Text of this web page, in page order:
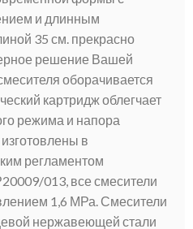
и длинным
35 см. прекрасно
решение Вашей
оборачивается
картридж облегчает
режима и напора
в
регламентом
013, все смесители
1,6 МРа. Смесители
нержавеющей стали